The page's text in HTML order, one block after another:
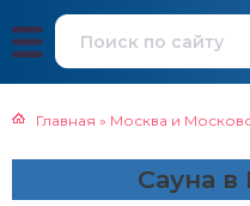
Главная » Москва и
Сауна